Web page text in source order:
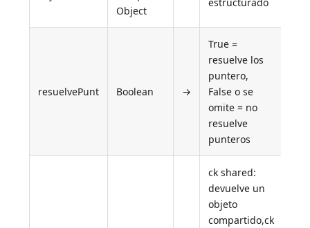
Object
resuelvePunt Boolean →
True =
resuelve los
puntero,
False o se
omite = no
resuelve
punteros
ck shared:
devuelve un
objeto
compartido,ck